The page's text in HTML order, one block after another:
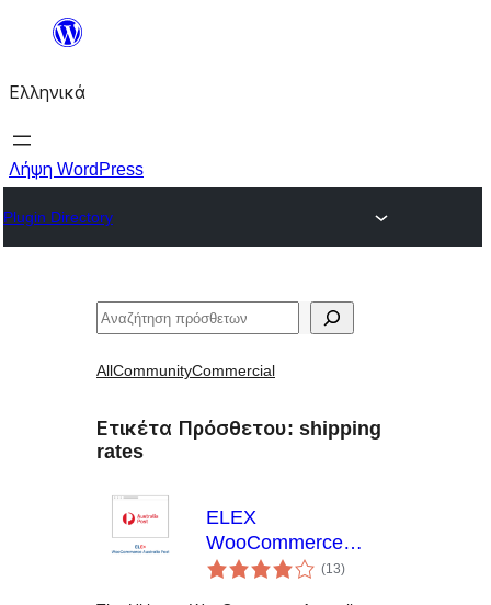
Μετάβαση
περιεχόμενο
Ελληνικά
Λήψη WordPress
Plugin Directory
Αναζήτηση
AllCommunityCommercial
Ετικέτα Πρόσθετου: shipping
rates
ELEX
WooCommerce
Australia Post(13αξιολογήσεις
σύνολο
)